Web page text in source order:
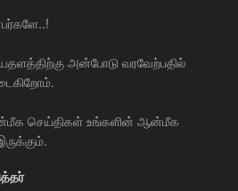
அன்போடு வரவேற்பதில்
செய்திகள் உங்களின் ஆன்மீக